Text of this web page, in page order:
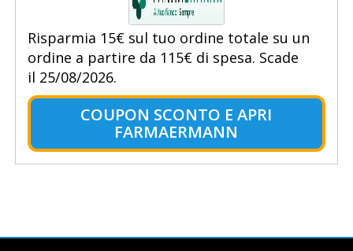
Risparmia 15€ sul tuo ordine totale su un
ordine a partire da 115€ di spesa. Scade
il 25/08/2026.
COUPON SCONTO E APRI
FARMAERMANN